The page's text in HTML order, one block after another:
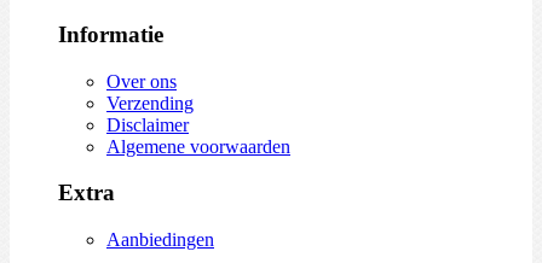
Informatie
Over ons
Verzending
Disclaimer
Algemene voorwaarden
Extra
Aanbiedingen